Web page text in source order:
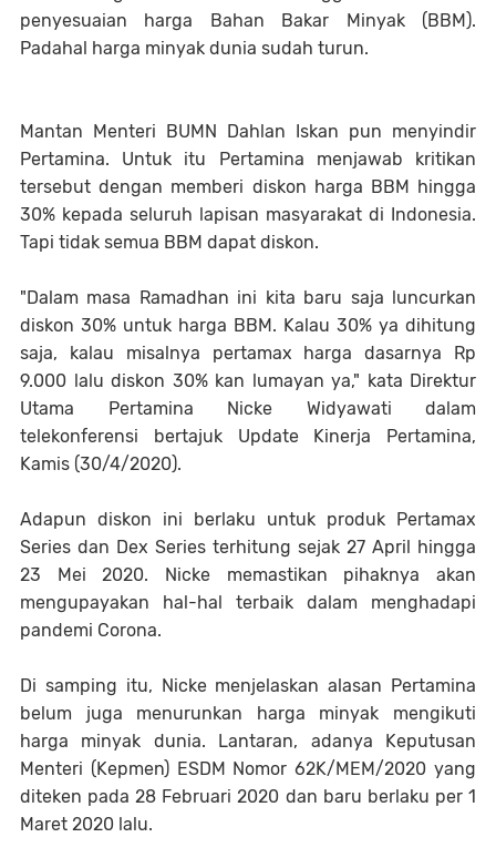
penyesuaian harga Bahan Bakar Minyak (BBM).
Padahal harga minyak dunia sudah turun.
Mantan Menteri BUMN Dahlan Iskan pun menyindir
Pertamina. Untuk itu Pertamina menjawab kritikan
tersebut dengan memberi diskon harga BBM hingga
30% kepada seluruh lapisan masyarakat di Indonesia.
Tapi tidak semua BBM dapat diskon.
"Dalam masa Ramadhan ini kita baru saja luncurkan
diskon 30% untuk harga BBM. Kalau 30% ya dihitung
saja, kalau misalnya pertamax harga dasarnya Rp
9.000 lalu diskon 30% kan lumayan ya," kata Direktur
Utama Pertamina Nicke Widyawati dalam
telekonferensi bertajuk Update Kinerja Pertamina,
Kamis (30/4/2020).
Adapun diskon ini berlaku untuk produk Pertamax
Series dan Dex Series terhitung sejak 27 April hingga
23 Mei 2020. Nicke memastikan pihaknya akan
mengupayakan hal-hal terbaik dalam menghadapi
pandemi Corona.
Di samping itu, Nicke menjelaskan alasan Pertamina
belum juga menurunkan harga minyak mengikuti
harga minyak dunia. Lantaran, adanya Keputusan
Menteri (Kepmen) ESDM Nomor 62K/MEM/2020 yang
diteken pada 28 Februari 2020 dan baru berlaku per 1
Maret 2020 lalu.